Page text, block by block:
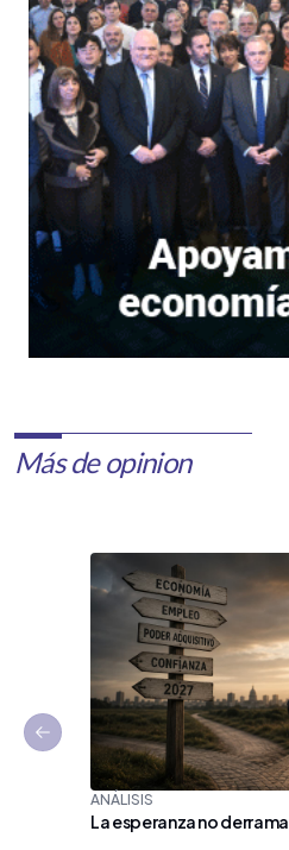
Más de opinion
ANÁLISIS
La esperanza no derrama
Previous slide